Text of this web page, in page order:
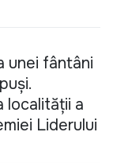
unei fântâni
localității a
Liderului